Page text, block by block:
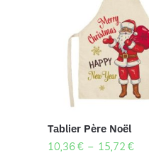
Tablier Père Noël
10,36€ – 15,72 €